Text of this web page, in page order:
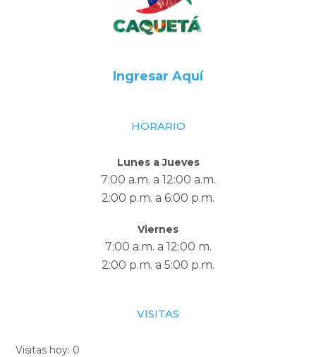
Ingresar Aquí
HORARIO
Lunes a Jueves
7:00 a.m. a 12:00 a.m.
2:00 p.m. a 6:00 p.m.
Viernes
7:00 a.m. a 12:00 m.
2:00 p.m. a 5:00 p.m.
VISITAS
Visitas hoy: 0